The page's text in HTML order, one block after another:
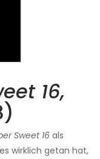
16,
Sweet 16 als
wirklich getan hat,